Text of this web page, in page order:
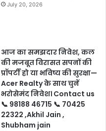
July 20, 2026
आज का समझदार निवेश, कल
की मजबूत विरासत सपनों की
प्रॉपर्टी हो या भविष्य की सुरक्षा—
Acer Realty के साथ चुनें
भरोसेमंद निवेश। Contact us
📞 98188 46715 📞 70425
22322 ,Akhil Jain ,
Shubham jain